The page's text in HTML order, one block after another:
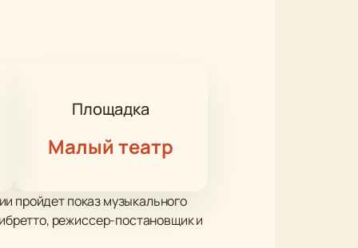
Площадка
Малый театр
пройдет показ музыкального
режиссер-постановщик и